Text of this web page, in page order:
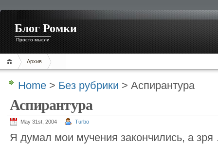
Блог Ромки
Просто мысли
Архив
Home > Без рубрики > Аспирантура
Аспирантура
May 31st, 2004 Turbo
Я думал мои мучения закончились, а